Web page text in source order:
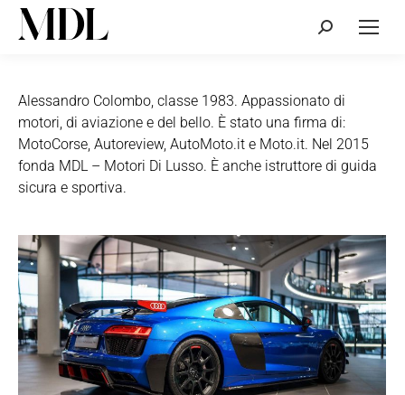
Cerca:
Alessandro Colombo, classe 1983. Appassionato di
motori, di aviazione e del bello. È stato una firma di:
MotoCorse, Autoreview, AutoMoto.it e Moto.it. Nel 2015
fonda MDL – Motori Di Lusso. È anche istruttore di guida
sicura e sportiva.